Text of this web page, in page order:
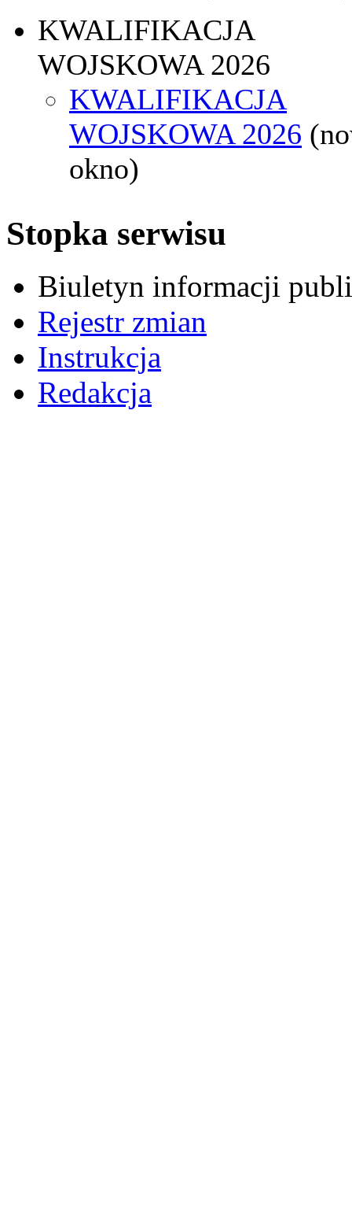
KWALIFIKACJA
WOJSKOWA 2026
KWALIFIKACJA
WOJSKOWA 2026
okno)
Stopka serwisu
Biuletyn informacji
Rejestr zmian
Instrukcja
Redakcja